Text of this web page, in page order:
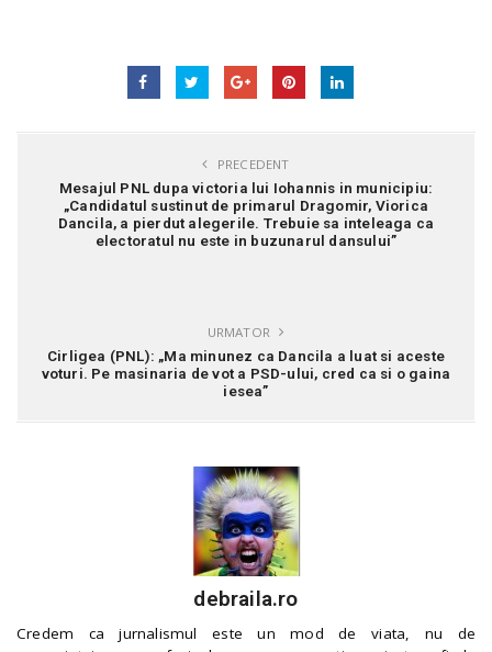
PRECEDENT
Mesajul PNL dupa victoria lui Iohannis in municipiu:
„Candidatul sustinut de primarul Dragomir, Viorica
Dancila, a pierdut alegerile. Trebuie sa inteleaga ca
electoratul nu este in buzunarul dansului”
URMATOR
Cirligea (PNL): „Ma minunez ca Dancila a luat si aceste
voturi. Pe masinaria de vot a PSD-ului, cred ca si o gaina
iesea”
debraila.ro
Credem ca jurnalismul este un mod de viata, nu de